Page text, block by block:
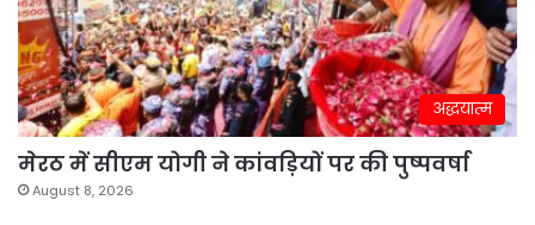
अद्धयात्म
मेरठ में सीएम योगी ने कांवड़ियों पर की पुष्पवर्षा
August 8, 2026